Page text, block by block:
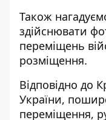
Також
здійснювати
переміщень
розміщення.
Відповідно до
України,
переміщення,